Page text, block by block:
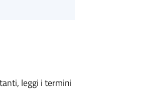
leggi i termini